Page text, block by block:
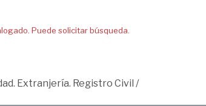
Puede solicitar búsqueda.
Extranjería. Registro Civil /